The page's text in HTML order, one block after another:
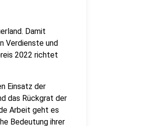
Damit
Verdienste und
2022 richtet
Einsatz der
das Rückgrat der
Arbeit geht es
Bedeutung ihrer